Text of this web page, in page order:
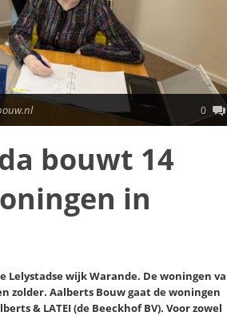
0
bouwt 14
in
Lelystadse wijk Warande. De woningen
zolder. Aalberts Bouw gaat de woningen
& LATEI (de Beeckhof BV). Voor zowel